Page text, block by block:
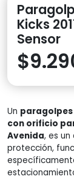
Kicks
Sensor
$
Un paragolpes
con orificio
Avenida, es
protección,